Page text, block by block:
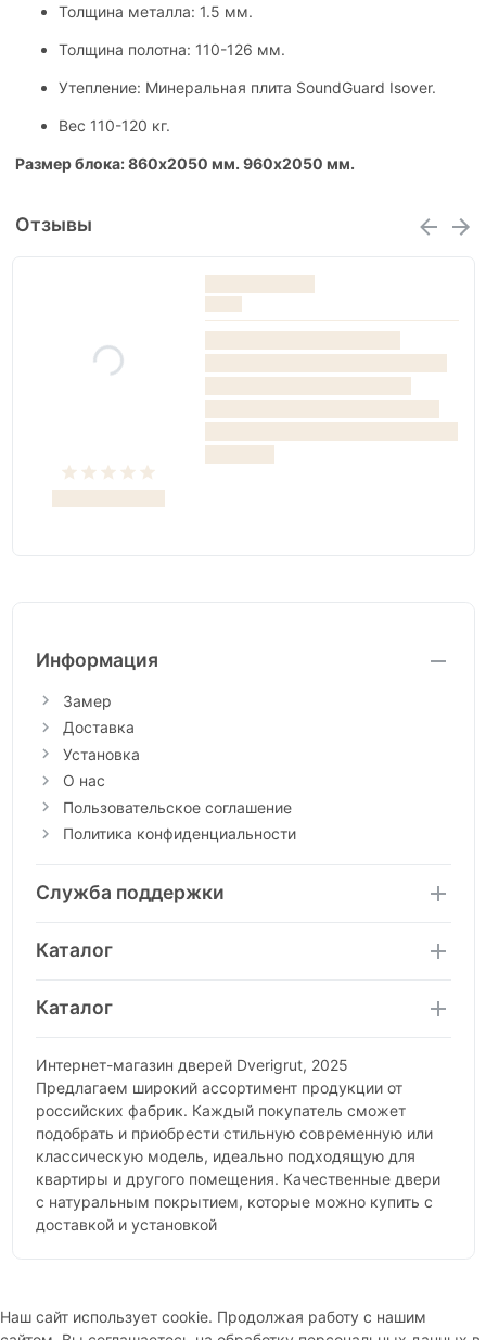
Толщина металла: 1.5 мм.
Толщина полотна: 110-126 мм.
Утепление: Минеральная плита SoundGuard Isover.
Вес 110-120 кг.
Размер блока: 860х2050 мм. 960х2050 мм.
Отзывы
Информация
Замер
Доставка
Установка
О нас
Пользовательское соглашение
Политика конфиденциальности
Служба поддержки
Каталог
Каталог
Интернет-магазин дверей Dverigrut, 2025
Предлагаем широкий ассортимент продукции от
российских фабрик. Каждый покупатель сможет
подобрать и приобрести стильную современную или
классическую модель, идеально подходящую для
квартиры и другого помещения. Качественные двери
с натуральным покрытием, которые можно купить с
доставкой и установкой
Наш сайт использует cookie. Продолжая работу с нашим